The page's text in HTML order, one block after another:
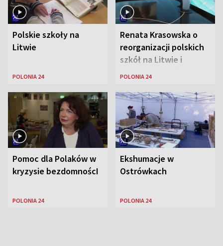
Polskie szkoły na
Litwie
POLONIA 24
Renata Krasowska o
reorganizacji polskich
szkół na Litwie i
sytuacji w Połukniu
POLONIA 24
Pomoc dla Polaków w
kryzysie bezdomnoścI
POLONIA 24
Ekshumacje w
Ostrówkach
POLONIA 24